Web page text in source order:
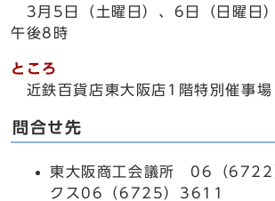
3月5日（土曜日）、6日（日曜日
午後8時
ところ
近鉄百貨店東大阪店1階特別催事場
問合せ先
東大阪商工会議所 06（6722
クス06（6725）3611